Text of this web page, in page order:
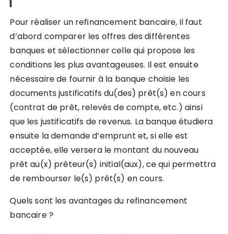
Pour réaliser un refinancement bancaire, il faut
d’abord comparer les offres des différentes
banques et sélectionner celle qui propose les
conditions les plus avantageuses. Il est ensuite
nécessaire de fournir à la banque choisie les
documents justificatifs du(des) prêt(s) en cours
(contrat de prêt, relevés de compte, etc.) ainsi
que les justificatifs de revenus. La banque étudiera
ensuite la demande d’emprunt et, si elle est
acceptée, elle versera le montant du nouveau
prêt au(x) prêteur(s) initial(aux), ce qui permettra
de rembourser le(s) prêt(s) en cours.
Quels sont les avantages du refinancement
bancaire ?